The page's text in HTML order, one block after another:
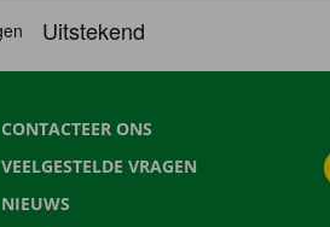
CONTACTEER ONS
VEELGESTELDE VRAGEN
NIEUWS